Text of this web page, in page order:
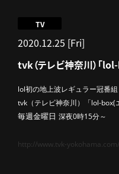
2020.12.25 [Fri]
TV
tvk（テレビ神奈川）「
lol初の地上波レギュラー冠番組
tvk（テレビ神奈川）「lol-box(
毎週金曜日 深夜0時15分～
http://www.tvk-yokohama.com/